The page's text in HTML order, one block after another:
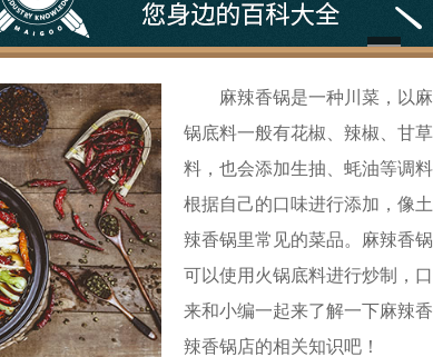
麻辣香锅是一种川菜，以
锅底料一般有花椒、辣椒、甘
料，也会添加生抽、蚝油等调
根据自己的口味进行添加，像
辣香锅里常见的菜品。麻辣香
可以使用火锅底料进行炒制，
来和小编一起来了解一下麻辣
辣香锅店的相关知识吧！